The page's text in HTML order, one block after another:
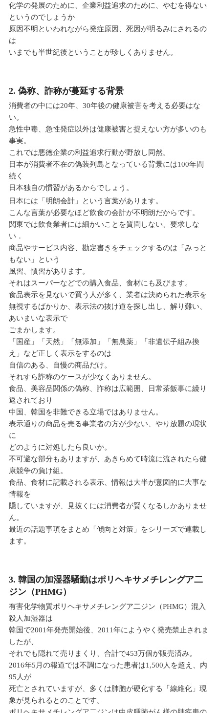
化学の発展のために、企業利益追求のために、やむを得ない
というのでしょうか
原因不明といわれながら発症原因、死因が明るみにされるの
は
いまでも半世紀後ということが珍しくありません。
2. 偽称、詐称が蔓延する背景
消費者の中には20年、30年後の健康被害を考える必要はな
い。
急性中毒、急性発症以外は健康被害と捉えない方が多いのも
事実。
これでは悪徳企業の利益追求行動が野放し同然。
日本が消費者不在の偽装列島となっている背景には100年間
続く
日本独自の慣習があるからでしょう。
日本には「明朗会計」という言葉があります。
こんな言葉が必要なほど飲食の会計が不明朗だからです。
関東では飲食業者には細かいことを質問しない、要求しな
い．
商品やサービス内容、勘定書きをチェックするのは「みっと
もない」という
風習、慣習があります。
それはスーパーなどでの購入食品、食材にも及びます。
食品表示を見ないで買う人が多く、業者は決められた表示を
無視するばかりか、表示法の抜け道を探し出し、解り難い、
あいまいな表示で
ごまかします。
「国産」「天然」「無添加」「無農薬」「非遺伝子組み換
え」など正しく表示をするのは
自信のある、自慢の商品だけ。
それすら詐称のケースが少なくありません。
食品、美容品関係の偽称、詐称は広範囲、日常茶飯事に繰り
返されており
中国、韓国を非難できる立場ではありません。
表示通りの商品を売る事業者の方が少ない、やり放題の現状
に
どのように対処したら良いか。
不可避な部分もありますが、あきらめて時流に流されたら健
康競争の負け組。
食品、食材に記載される表示、情報は大半が意図的に大事な
情報を
隠していますが、見抜くには消費者が賢くなるしかありませ
ん。
最近の話題事項をまとめ「傾向と対策」をシリーズで連載し
ます。
3. 韓国の加湿器騒動はポリヘキサメチレングア二
ジン（PHMG）
有害化学物質ポリヘキサメチレングア二ジン（PHMG）混入
殺人加湿器は
韓国で2001年発売開始後、2011年にようやく発売禁止されま
したが、
それでも隠れて売りまくり、合計で453万個が販売済み。
2016年5月の報道では不調になった患者は1,500人を超え、内
95人が
死亡とされていますが、多くは肺胞が硬化する「線維化」現
象が見られるとのことです。